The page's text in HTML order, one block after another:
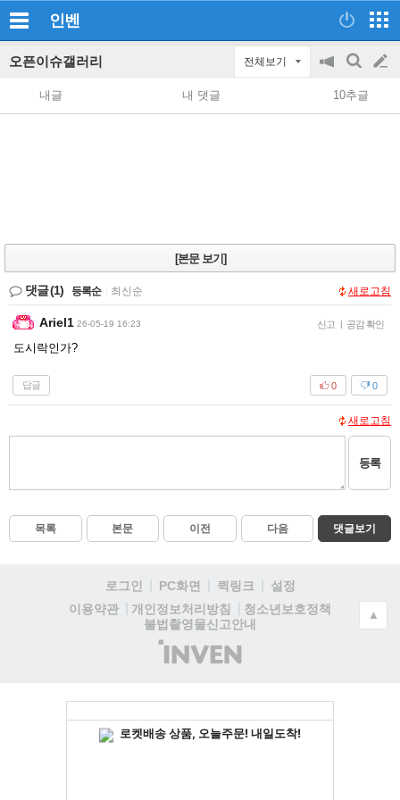
인벤
오픈이슈갤러리 전체보기
공
지
on/off
검
색
글
쓰
내글 내 댓글 10추글
[본문 보기]
댓글(1) 등록순 최신순 새로고침
Ariel1 26-05-19 16:23 신고 | 공감 확인
도시락인가?
답글 0
0
새로고침
등록
목록 본문 이전 다음 댓글보기
로그인 PC화면 퀵링크
설정
이용약관
개인정보처리방침
청소년보호정책
불법촬영물신고안내
(주)
인
▲